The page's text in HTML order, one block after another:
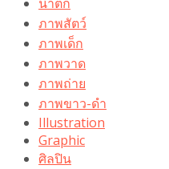
ภาพสัตว์
ภาพเด็ก
ภาพวาด
ภาพถ่าย
ภาพขาว-ดำ
Illustration
Graphic
ศิลปิน